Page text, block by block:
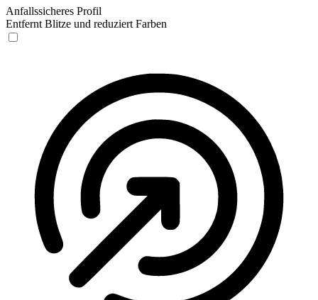
Anfallssicheres Profil
Entfernt Blitze und reduziert Farben